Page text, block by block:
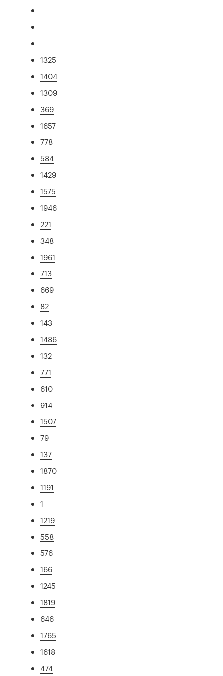
1325
1404
1309
369
1657
778
584
1429
1575
1946
221
348
1961
713
669
82
143
1486
132
771
610
914
1507
79
137
1870
1191
1
1219
558
576
166
1245
1819
646
1765
1618
474